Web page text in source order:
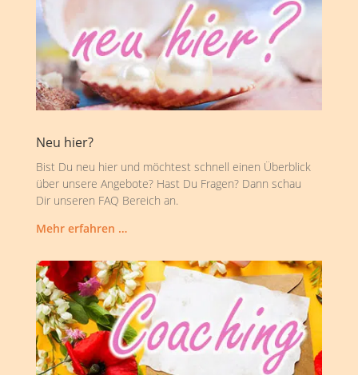
Neu hier?
Bist Du neu hier und möchtest schnell einen Überblick
über unsere Angebote? Hast Du Fragen? Dann schau
Dir unseren FAQ Bereich an.
Mehr erfahren …